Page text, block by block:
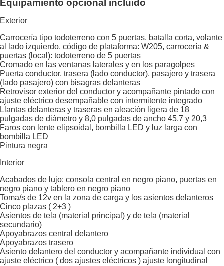
Equipamiento opcional incluido
Exterior
Carrocería tipo todoterreno con 5 puertas, batalla corta, volante
al lado izquierdo, código de plataforma: W205, carrocería &
puertas (local): todoterreno de 5 puertas
Cromado en las ventanas laterales y en los paragolpes
Puerta conductor, trasera (lado conductor), pasajero y trasera
(lado pasajero) con bisagras delanteras
Retrovisor exterior del conductor y acompañante pintado con
ajuste eléctrico desempañable con intermitente integrado
Llantas delanteras y traseras en aleación ligera de 18
pulgadas de diámetro y 8,0 pulgadas de ancho 45,7 y 20,3
Faros con lente elipsoidal, bombilla LED y luz larga con
bombilla LED
Pintura negra
Interior
Acabados de lujo: consola central en negro piano, puertas en
negro piano y tablero en negro piano
Toma/s de 12v en la zona de carga y los asientos delanteros
Cinco plazas ( 2+3 )
Asientos de tela (material principal) y de tela (material
secundario)
Apoyabrazos central delantero
Apoyabrazos trasero
Asiento delantero del conductor y acompañante individual con
ajuste eléctrico ( dos ajustes eléctricos ) ajuste longitudinal